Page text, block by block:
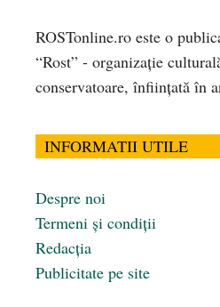
ROSTonline.ro este o
“Rost” - organizaţie
conservatoare, înfiinţată în
INFORMATII UTILE
Despre noi
Termeni și condiții
Redacția
Publicitate pe site